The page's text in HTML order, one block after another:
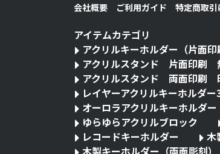
会社概要 ご利用ガイド 特定商取引
アイテムカテゴリ
アクリルキーホルダー（片面印
アクリルスタンド 片面印刷
アクリルスタンド 両面印刷
レイヤーアクリルキーホルダ
オーロラアクリルキーホルダー
ゆらゆらアクリルブロック
レコードキーホルダー
木
木製キーホルダー（両面彫刻）